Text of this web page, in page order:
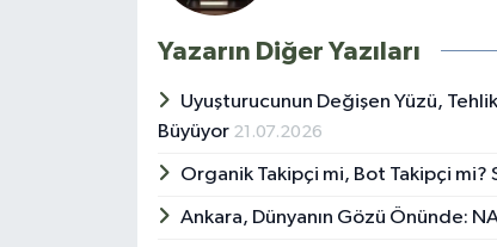
Yazarın Diğer Yazıları
Uyuşturucunun Değişen Yüzü,
Büyüyor 21.07.2026
Organik Takipçi mi, Bot Takipçi mi?
Ankara, Dünyanın Gözü Önünde: